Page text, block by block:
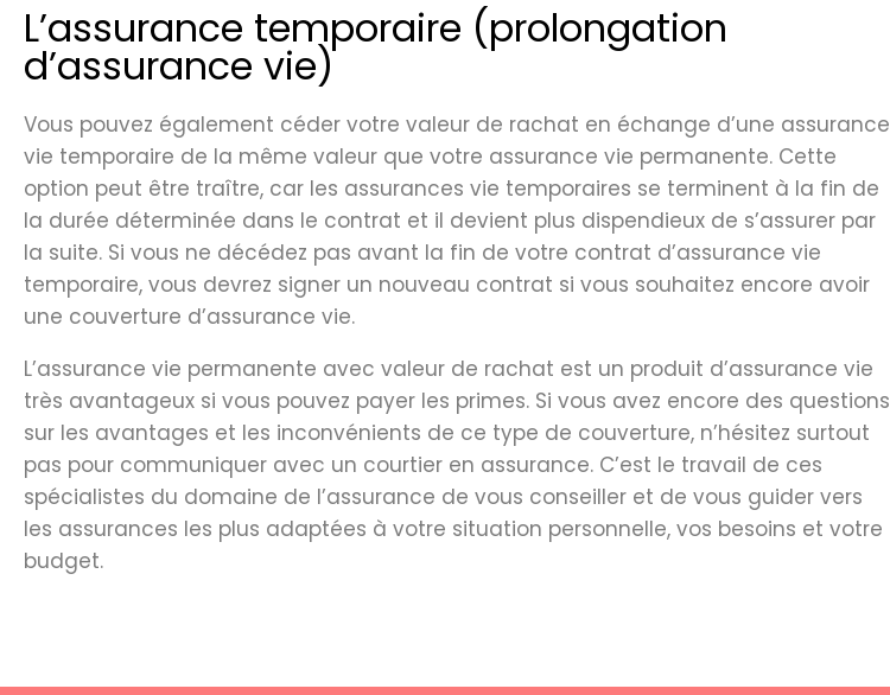
L’assurance temporaire (prolongation
d’assurance vie)
Vous pouvez également céder votre valeur de rachat en échange d’une assurance
vie temporaire de la même valeur que votre assurance vie permanente. Cette
option peut être traître, car les assurances vie temporaires se terminent à la fin de
la durée déterminée dans le contrat et il devient plus dispendieux de s’assurer par
la suite. Si vous ne décédez pas avant la fin de votre contrat d’assurance vie
temporaire, vous devrez signer un nouveau contrat si vous souhaitez encore avoir
une couverture d’assurance vie.
L’assurance vie permanente avec valeur de rachat est un produit d’assurance vie
très avantageux si vous pouvez payer les primes. Si vous avez encore des questions
sur les avantages et les inconvénients de ce type de couverture, n’hésitez surtout
pas pour communiquer avec un courtier en assurance. C’est le travail de ces
spécialistes du domaine de l’assurance de vous conseiller et de vous guider vers
les assurances les plus adaptées à votre situation personnelle, vos besoins et votre
budget.